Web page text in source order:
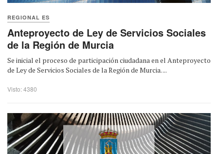
REGIONAL ES
Anteproyecto de Ley de Servicios Sociales
de la Región de Murcia
Se inicial el proceso de participación ciudadana en el Anteproyecto
de Ley de Servicios Sociales de la Región de Murcia. ...
Visto: 4380